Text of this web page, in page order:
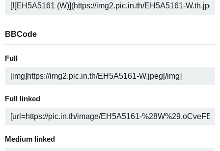
BBCode
Full
Full linked
Medium linked